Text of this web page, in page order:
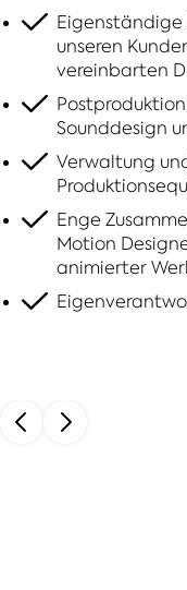
Eigenständige
unseren
vereinbarten
Sounddesign
Verwaltung
Enge
Motion
animierter